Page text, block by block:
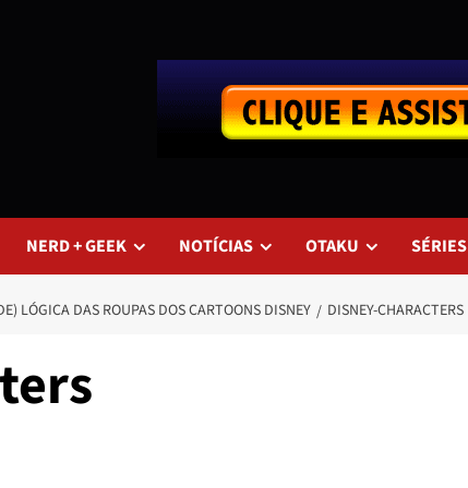
NERD + GEEK NOTÍCIAS OTAKU SÉRIES
LÓGICA DAS ROUPAS DOS CARTOONS DISNEY DISNEY-CHARACTERS